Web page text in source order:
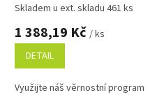
Skladem u ext. skladu 461 ks
1 388,19 Kč / ks
DETAIL
Využijte náš věrnostní program